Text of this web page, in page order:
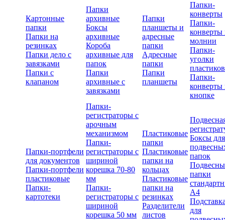
Картонные
папки
Папки на
резинках
Папки дело с
завязками
Папки с
клапаном
Папки
архивные
Боксы
архивные
Короба
архивные для
папок
Папки
архивные с
завязками
Папки
планшеты и
адресные
папки
Адресные
папки
Папки
планшеты
Папки-
конверты
Папки-
конверты
молнии
Папки-
уголки
Папки-
конверты
кнопке
Папки-портфели
для документов
Папки-портфели
пластиковые
Папки-
картотеки
Папки-
регистраторы с
арочным
механизмом
Папки-
регистраторы с
шириной
корешка 70-80
мм
Папки-
регистраторы с
шириной
корешка 50 мм
Пластиковые
папки
Пластиковые
папки на
кольцах
Пластиковые
папки на
резинках
Разделители
листов
Боксы для
папок
папки
А4
для